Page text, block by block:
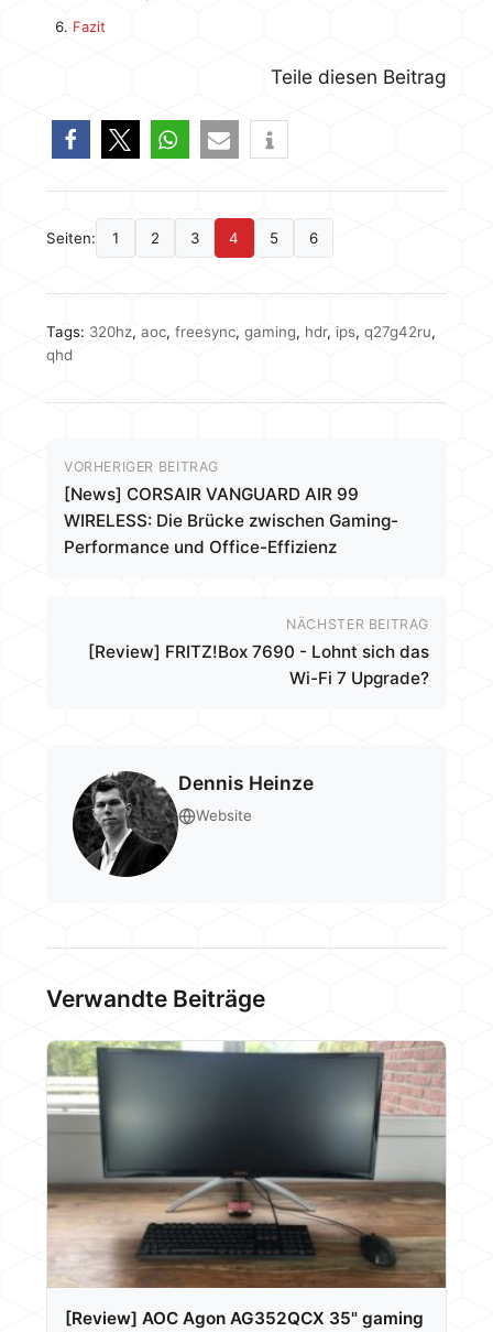
Fazit
Teile diesen Beitrag
Seiten: 1 2 3 4 5 6
Tags: 320hz, aoc, freesync, gaming, hdr, ips, q27g42ru,
qhd
VORHERIGER BEITRAG
[News] CORSAIR VANGUARD AIR 99
WIRELESS: Die Brücke zwischen Gaming-
Performance und Office-Effizienz
NÄCHSTER BEITRAG
[Review] FRITZ!Box 7690 - Lohnt sich das
Wi-Fi 7 Upgrade?
Dennis Heinze
Website
Verwandte Beiträge
[Review] AOC Agon AG352QCX 35" gaming